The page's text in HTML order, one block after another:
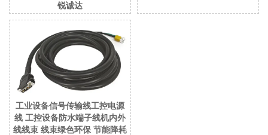
锐诚达
工业设备信号传输线工控电源
线 工控设备防水端子线机内外
线线束 线束绿色环保 节能降耗